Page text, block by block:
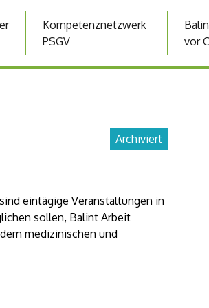
Kompetenznetzwerk
PSGV
vor
Archiviert
eintägige Veranstaltungen in
sollen, Balint Arbeit
medizinischen und